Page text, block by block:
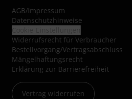
AGB/Impressum
Datenschutzhinweise
Widerrufsrecht für Verbraucher
Bestellvorgang/Vertragsabschluss
Mängelhaftungsrecht
Erklärung zur Barrierefreiheit
Vertrag widerrufen